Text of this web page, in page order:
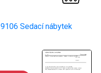
9106 Sedací nábytek